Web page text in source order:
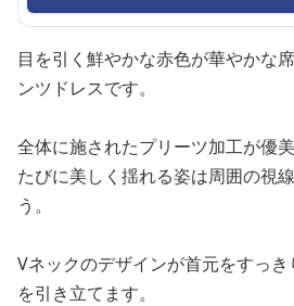
目を引く鮮やかな赤色が華やかな
ンツドレスです。
全体に施されたプリーツ加工が優
たびに美しく揺れる姿は周囲の視
う。
Vネックのデザインが首元をすっ
を引き立てます。